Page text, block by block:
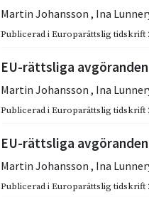
Martin Johansson , Ina
Publicerad iEuroparättslig tidskrift
EU-rättsliga
Martin Johansson , Ina
Publicerad iEuroparättslig tidskrift
EU-rättsliga
Martin Johansson , Ina
Publicerad iEuroparättslig tidskrift